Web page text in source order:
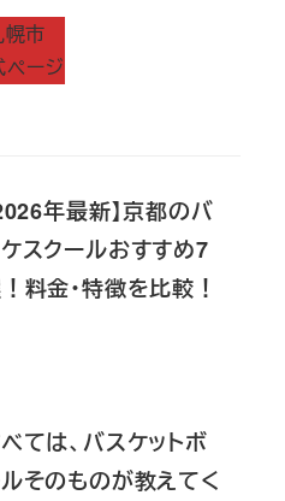
幌市
ページ
年最新】京都のバ
スクールおすすめ7
料金・特徴を比較！
ては、バスケットボ
そのものが教えてく